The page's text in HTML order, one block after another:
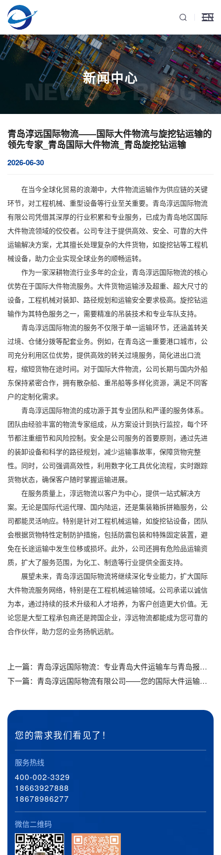
EN
新闻中心
NEWS & BLOG
青岛淳远国际物流——国际大件物流与旋挖钻运输的
领先专家_青岛国际大件物流_青岛旋挖钻运输
2026-06-30
在当今全球化贸易的浪潮中，大件物流运输作为供应链的关键
环节，对工程机械、重型设备等行业至关重要。青岛淳远国际物流
有限公司凭借其深厚的行业积累和专业服务，已成为青岛地区国际
大件物流领域的佼佼者。公司专注于提供高效、安全、可靠的大件
运输解决方案，尤其擅长处理复杂的大件货物，如旋挖钻等工程机
械设备，助力企业实现全球业务的顺畅运转。
作为一家深耕物流行业多年的企业，青岛淳远国际物流的核心
优势在于国际大件物流服务。大件货物运输涉及超重、超大尺寸的
设备，工程机械对装卸、路径规划和运输安全要求极高。旋挖钻运
输作为其特色服务之一，需要精准的吊装技术和专业车队支持。
青岛淳远国际物流的服务不仅限于单一运输环节，还涵盖转关
过境、仓储分拨等配套业务。例如，在青岛这一重要港口城市，公
司充分利用区位优势，提供高效的转关过境服务，简化进出口流
程，缩短货物在途时间。对于国际大件物流，公司长期与国内外船
东保持紧密合作，拥有散杂船、重吊船等多样化资源，满足不同客
户的定制化需求。
青岛淳远国际物流的成功源于其专业团队和严谨的服务体系。
团队由经验丰富的物流专家组成，从方案设计到执行监控，每个环
节都注重细节和风险控制。安全是公司服务的首要原则，通过先进
的装卸设备和科学的路径规划，减少运输事故率，保障货物完整
性。同时，公司强调高效性，利用数字化工具优化流程，实时跟踪
货物状态，确保客户随时掌握运输进展。
在服务质量上，淳远物流以客户为中心，提供一站式解决方
案。无论是国际代运代理、国内陆运，还是集装箱拆拼箱服务，公
司都能灵活响应。特别是针对工程机械运输，如旋挖钻设备，团队
会根据货物特性定制防护措施，包括防震包装和特殊固定装置，避
免在长途运输中发生位移或损坏。此外，公司还拥有危险品运输资
质，扩大了服务范围，为化工、制造等行业提供全面支持。
展望未来，青岛淳远国际物流将继续深化专业能力，扩大国际
大件物流服务网络，特别是在工程机械运输领域。公司承诺以诚信
为本，通过持续的技术升级和人才培养，为客户创造更大价值。无
论您是大型工程承包商还是跨国企业，淳远物流都能成为您可靠的
合作伙伴，助力您的业务扬帆远航。
上一篇： 青岛淳远国际物流：专业青岛大件运输车与青岛报关代理服务，助力企业高效物流_青岛大件运输车_青岛报关代理
下一篇： 青岛淳远国际物流有限公司——您的国际大件运输专家_青岛国际大件运输_青岛国际大件物流运输
您的需求我们看见了！
服务热线
400-002-3329
18663927888
18678986277
微信二维码